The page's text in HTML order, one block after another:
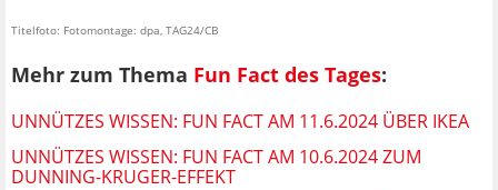
Titelfoto: Fotomontage: dpa, TAG24/CB
Mehr zum Thema Fun Fact des Tages:
UNNÜTZES WISSEN: FUN FACT AM 11.6.2024 ÜBER IKEA
UNNÜTZES WISSEN: FUN FACT AM 10.6.2024 ZUM
DUNNING-KRUGER-EFFEKT